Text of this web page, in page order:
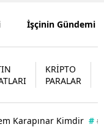
Giresun
Gümüşhane
Hakkari
Hatay
Isparta
İşçinin Gündemi
KRİPTO
PARALAR
Karapınar Kimdir #